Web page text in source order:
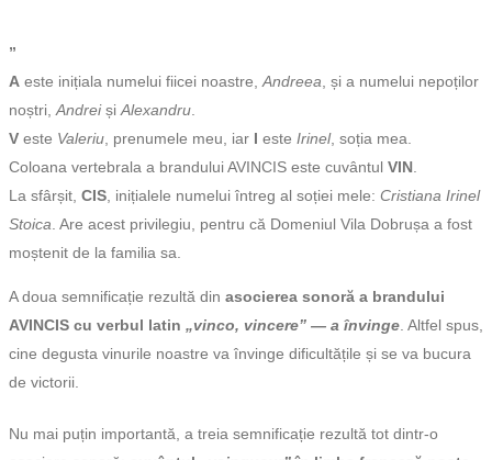
”
A este inițiala numelui fiicei noastre, Andreea , și a numelui nepoților
noștri, Andreiși Alexandru
V este Valeriu , prenumele meu, iar I este Irinel, soția mea.
Coloana vertebrala a brandului AVINCIS este cuvântul VIN
La sfârșit, CIS , inițialele numelui întreg al soției mele: Cristiana Irinel
Stoica . Are acest privilegiu, pentru că Domeniul Vila Dobrușa a fost
moștenit de la familia sa.
A doua semnificație rezultă din asocierea sonoră a brandului
AVINCIS cu verbul latin „vinco, vincere” — a învinge . Altfel spus,
cine degusta vinurile noastre va învinge dificultățile și se va bucura
de victorii.
Nu mai puțin importantă, a treia semnificație rezultă tot dintr-o